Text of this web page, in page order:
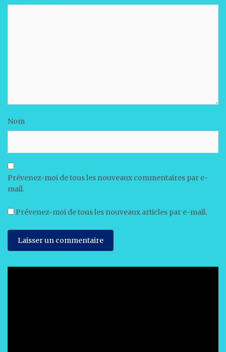
Nom
Prévenez-moi de tous les nouveaux commentaires par e-
mail.
Prévenez-moi de tous les nouveaux articles par e-mail.